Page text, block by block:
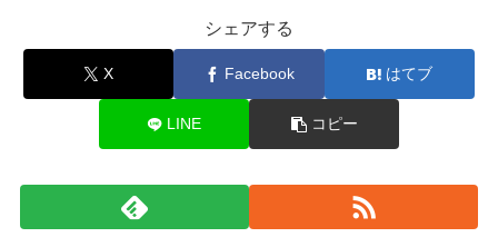
シェアする
X Facebook はてブ
LINE コピー